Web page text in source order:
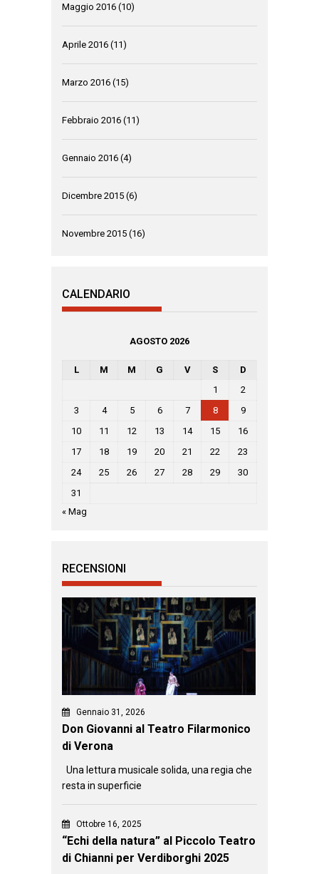
Maggio 2016 (10)
Aprile 2016 (11)
Marzo 2016 (15)
Febbraio 2016 (11)
Gennaio 2016 (4)
Dicembre 2015 (6)
Novembre 2015 (16)
CALENDARIO
AGOSTO 2026
L M M G V S
D
1
2
3
4 5 6 7 8
9
10
11 12 13 14 15
16
17
18 19 20 21 22
23
24
25 26 27 28 29
30
31
« Mag
RECENSIONI
Gennaio 31, 2026
Don Giovanni al Teatro Filarmonico
di Verona
Una lettura musicale solida, una regia che
resta in superficie
Ottobre 16, 2025
“Echi della natura” al Piccolo Teatro
di Chianni per Verdiborghi 2025